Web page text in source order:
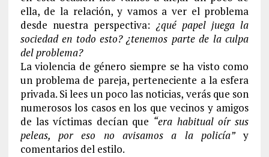
ella, de la relación, y vamos a ver el problema
desde nuestra perspectiva: ¿qué papel juega la
sociedad en todo esto? ¿tenemos parte de la culpa
del problema?
La violencia de género siempre se ha visto como
un problema de pareja, perteneciente a la esfera
privada. Si lees un poco las noticias, verás que son
numerosos los casos en los que vecinos y amigos
de las víctimas decían que “era habitual oír sus
peleas, por eso no avisamos a la policía”y
comentarios del estilo.